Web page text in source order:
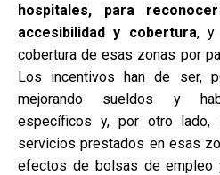
hospitales, para
accesibilidad y cobertura, y
cobertura de esas zonas por
Los incentivos han de ser,
mejorando sueldos y
específicos y, por otro lado,
servicios prestados en esas
efectos de bolsas de empleo